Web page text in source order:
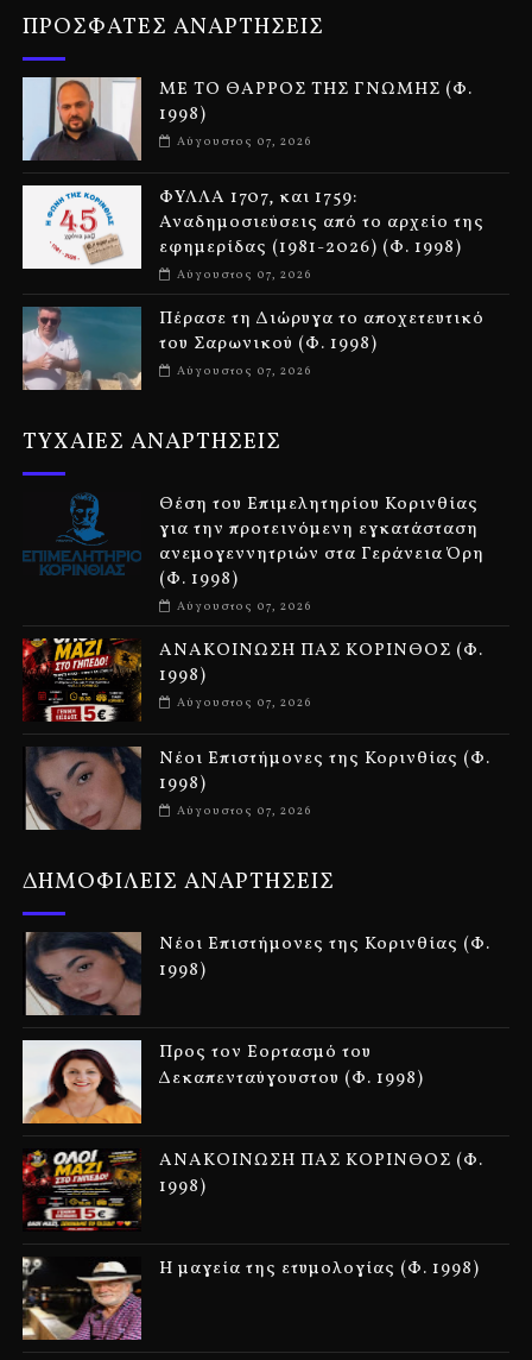
ΠΡΟΣΦΑΤΕΣ ΑΝΑΡΤΗΣΕΙΣ
ΜΕ ΤΟ ΘΑΡΡΟΣ ΤΗΣ ΓΝΩΜΗΣ (Φ.
1998)
Αύγουστος 07, 2026
ΦΥΛΛΑ 1707, και 1759:
Αναδημοσιεύσεις από το αρχείο της
εφημερίδας (1981-2026) (Φ. 1998)
Αύγουστος 07, 2026
Πέρασε τη Διώρυγα το αποχετευτικό
του Σαρωνικού (Φ. 1998)
Αύγουστος 07, 2026
ΤΥΧΑΙΕΣ ΑΝΑΡΤΗΣΕΙΣ
Θέση του Επιμελητηρίου Κορινθίας
για την προτεινόμενη εγκατάσταση
ανεμογεννητριών στα Γεράνεια Όρη
(Φ. 1998)
Αύγουστος 07, 2026
ΑΝΑΚΟΙΝΩΣΗ ΠΑΣ ΚΟΡΙΝΘΟΣ (Φ.
1998)
Αύγουστος 07, 2026
Νέοι Επιστήμονες της Κορινθίας (Φ.
1998)
Αύγουστος 07, 2026
ΔΗΜΟΦΙΛΕΙΣ ΑΝΑΡΤΗΣΕΙΣ
Νέοι Επιστήμονες της Κορινθίας (Φ.
1998)
Προς τον Εορτασμό του
Δεκαπενταύγουστου (Φ. 1998)
ΑΝΑΚΟΙΝΩΣΗ ΠΑΣ ΚΟΡΙΝΘΟΣ (Φ.
1998)
Η μαγεία της ετυμολογίας (Φ. 1998)